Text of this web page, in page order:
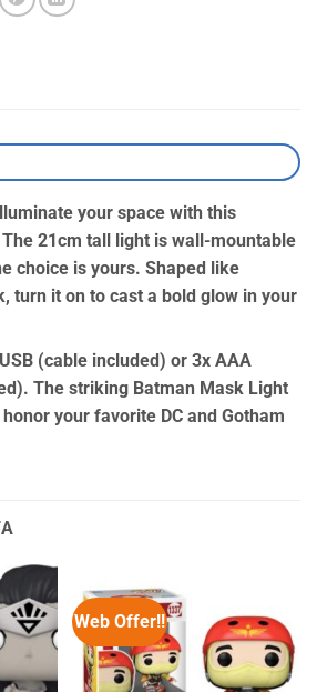
your space with this
21cm tall light is wall-mountable
choice is yours. Shaped like
turn it on to cast a bold glow in your
(cable included) or 3x AAA
The striking Batman Mask Light
your favorite DC and Gotham
Web Offer!!